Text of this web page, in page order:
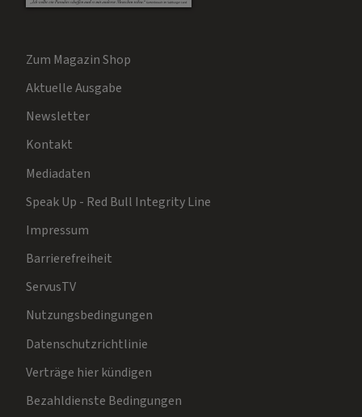
Zum Magazin Shop
Aktuelle Ausgabe
Newsletter
Kontakt
Mediadaten
Speak Up - Red Bull Integrity Line
Impressum
Barrierefreiheit
ServusTV
Nutzungsbedingungen
Datenschutzrichtlinie
Verträge hier kündigen
Bezahldienste Bedingungen